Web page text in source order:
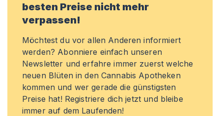
besten Preise nicht mehr
verpassen!
Möchtest du vor allen Anderen informiert
werden? Abonniere einfach unseren
Newsletter und erfahre immer zuerst welche
neuen Blüten in den Cannabis Apotheken
kommen und wer gerade die günstigsten
Preise hat! Registriere dich jetzt und bleibe
immer auf dem Laufenden!